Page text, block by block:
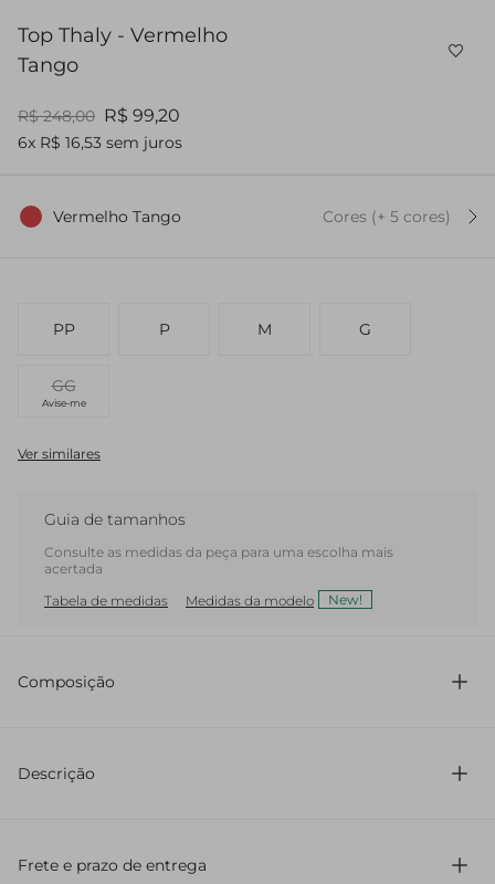
Top Thaly - Vermelho
Tango
R$ 248,00 R$ 99,20
6x R$ 16,53 sem juros
Vermelho Tango Cores (+ 5 cores)
PP P M G
GG
Avise-me
Ver similares
Guia de tamanhos
Consulte as medidas da peça para uma escolha mais
acertada
Tabela de medidas
Medidas da modelo New!
Composição
Descrição
Frete e prazo de entrega